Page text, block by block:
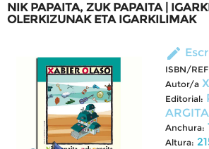
NIK PAPAITA, ZUK PAPAITA |
OLERKIZUNAK ETA IGARKILIMAK
edit
ISBN/
Autor/a
Editorial:
Anchura:
Altura: